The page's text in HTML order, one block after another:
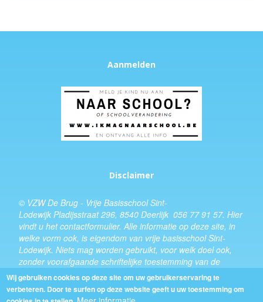
Aanmelden
Disclaimer
© VZW De Brug - Vrije Basisschool Sint-
Lodewijk Pladijsstraat 296, 8540 Deerlijk 056 77 91 57. Hier
vindt u hetcontactformulier. Alle informatie op deze site, in
welke vorm ook, is eigendom van vrije basisschool Sint-
Lodewijk. Niets mag worden gebruikt, voor welk doel ook,
zonder voorafgaande schriftelijke toestemming van de
schooldirecteur.
Design:Kevin Van Eenoo
Wij gebruiken cookies op deze site om uw gebruikerservaring te
verbeteren. Door te surfen op deze website geeft u uw toestemming om